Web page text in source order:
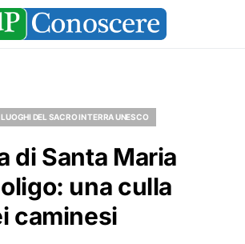
LUOGHI DEL SACRO IN TERRA UNESCO
di Santa Maria
una culla
caminesi